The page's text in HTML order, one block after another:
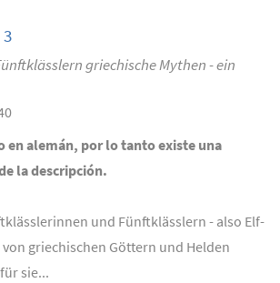
griechische Mythen - ein
en alemán, por lo tanto existe una
la descripción.
und Fünftklässlern - also Elf-
griechischen Göttern und Helden
sie...